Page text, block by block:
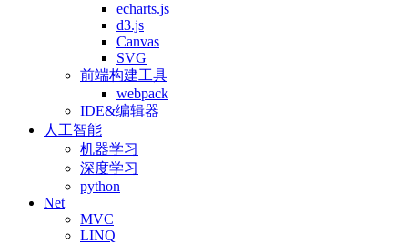
echarts.js
d3.js
Canvas
SVG
前端构建工具
webpack
IDE&编辑器
人工智能
机器学习
深度学习
python
Net
MVC
LINQ